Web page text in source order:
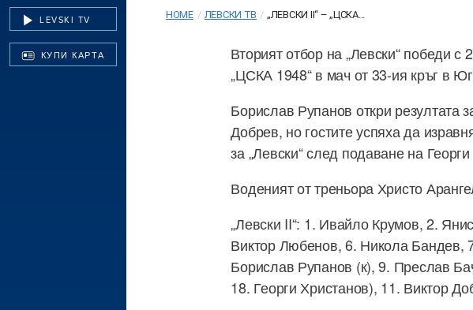
LEVSKI TV
КУПИ КАРТА
HOME / ЛЕВСКИ ТВ / „ЛЕВСКИ II“ – „ЦСКА...
Вторият отбор на „Левски“ победи с
„ЦСКА 1948“ в мач от 33-ия кръг в
Борислав Рупанов откри резултата
Добрев, но гостите успяха да
за „Левски“ след подаване на
Воденият от треньора Христо
„Левски II“: 1. Ивайло Крумов, 2.
Виктор Любенов, 6. Никола Бандев,
Борислав Рупанов (к), 9. Преслав
18. Георги Христанов), 11. Виктор